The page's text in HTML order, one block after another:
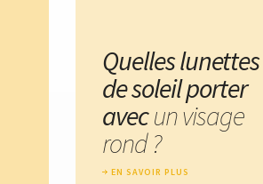
Quelles lunettes
de soleil porter
avecun visage
rond ?
EN SAVOIR PLUS